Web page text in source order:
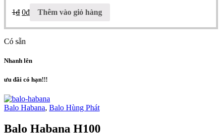
1₫ 0₫ Thêm vào giỏ hàng
Có sẵn
Nhanh lên
ưu đãi có hạn!!!
Balo Habana, Balo Hùng Phát
Balo Habana H100